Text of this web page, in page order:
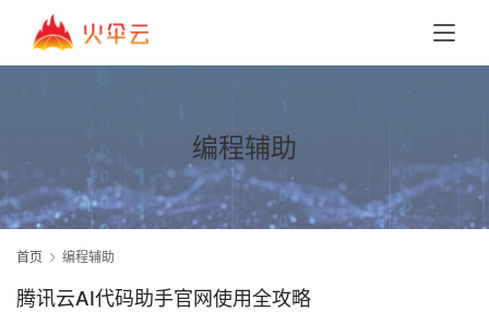
编程辅助
首页 编程辅助
腾讯云AI代码助手官网使用全攻略